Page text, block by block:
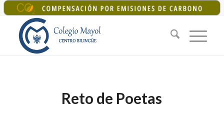
+34 925 22 07 33| colegiomayol@colegiomayol.es
Reto de Poetas